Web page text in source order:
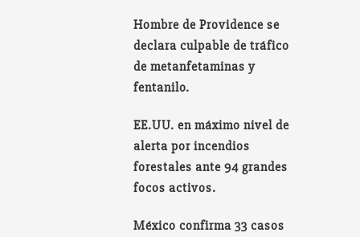
Hombre de Providence se
declara culpable de tráfico
de metanfetaminas y
fentanilo.
EE.UU. en máximo nivel de
alerta por incendios
forestales ante 94 grandes
focos activos.
México confirma 33 casos